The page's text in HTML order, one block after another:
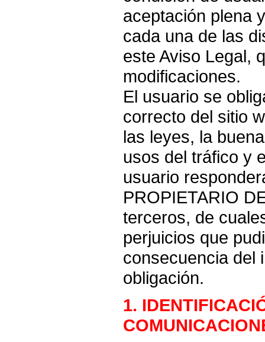
aceptación plena
cada una de las
este Aviso Legal,
modificaciones.
El usuario se
correcto del sitio
las leyes, la
usos del tráfico y
usuario
PROPIETARIO
terceros, de
perjuicios que
consecuencia del
obligación.
1.